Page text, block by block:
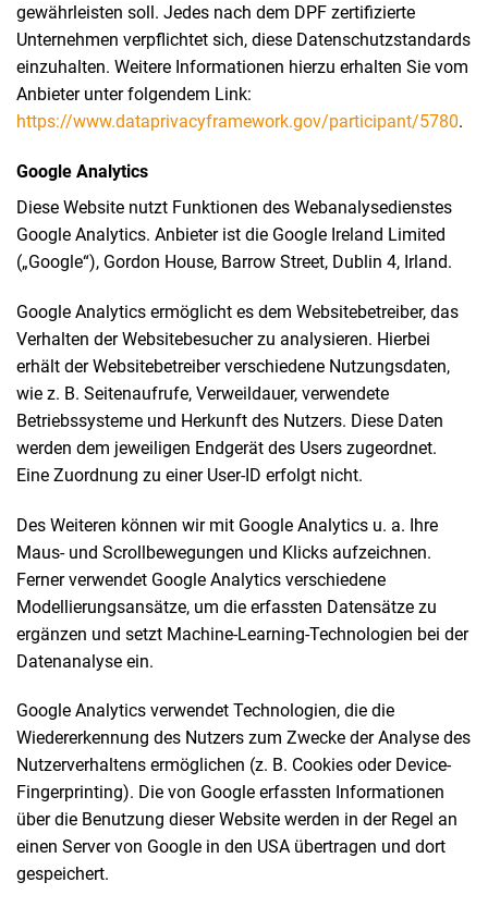
gewährleisten soll. Jedes nach dem DPF zertifizierte
Unternehmen verpflichtet sich, diese Datenschutzstandards
einzuhalten. Weitere Informationen hierzu erhalten Sie vom
Anbieter unter folgendem Link:
https://www.dataprivacyframework.gov/participant/5780.
Google Analytics
Diese Website nutzt Funktionen des Webanalysedienstes
Google Analytics. Anbieter ist die Google Ireland Limited
(„Google“), Gordon House, Barrow Street, Dublin 4, Irland.
Google Analytics ermöglicht es dem Websitebetreiber, das
Verhalten der Websitebesucher zu analysieren. Hierbei
erhält der Websitebetreiber verschiedene Nutzungsdaten,
wie z. B. Seitenaufrufe, Verweildauer, verwendete
Betriebssysteme und Herkunft des Nutzers. Diese Daten
werden dem jeweiligen Endgerät des Users zugeordnet.
Eine Zuordnung zu einer User-ID erfolgt nicht.
Des Weiteren können wir mit Google Analytics u. a. Ihre
Maus- und Scrollbewegungen und Klicks aufzeichnen.
Ferner verwendet Google Analytics verschiedene
Modellierungsansätze, um die erfassten Datensätze zu
ergänzen und setzt Machine-Learning-Technologien bei der
Datenanalyse ein.
Google Analytics verwendet Technologien, die die
Wiedererkennung des Nutzers zum Zwecke der Analyse des
Nutzerverhaltens ermöglichen (z. B. Cookies oder Device-
Fingerprinting). Die von Google erfassten Informationen
über die Benutzung dieser Website werden in der Regel an
einen Server von Google in den USA übertragen und dort
gespeichert.